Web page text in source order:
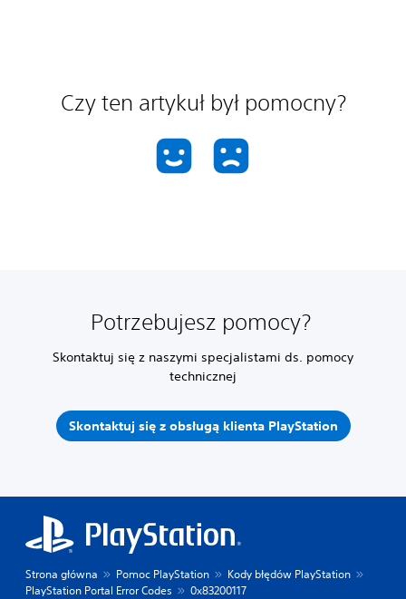
Czy ten artykuł był pomocny?
Potrzebujesz pomocy?
Skontaktuj się z naszymi specjalistami ds. pomocy
technicznej
Skontaktuj się z obsługą klienta PlayStation
Strona główna Pomoc PlayStation
Kody błędów PlayStation
PlayStation Portal Error Codes
0x83200117